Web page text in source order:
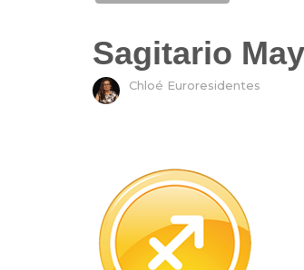
Sagitario
Chloé Euroresidentes